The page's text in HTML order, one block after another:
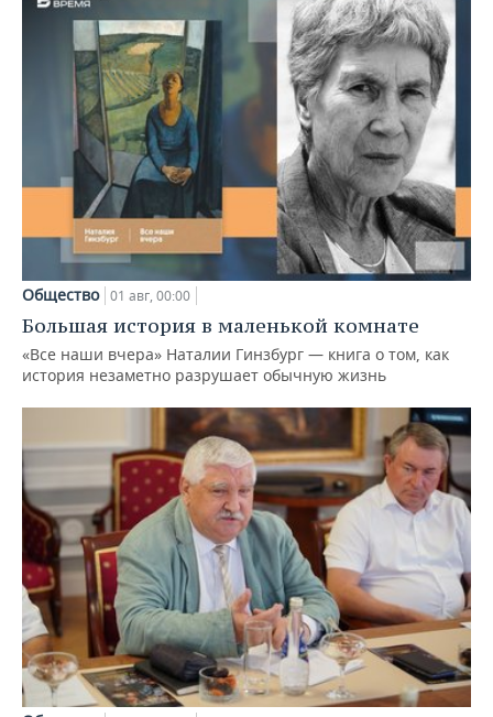
Общество 01 авг, 00:00
Большая история в маленькой комнате
«Все наши вчера» Наталии Гинзбург — книга о том, как
история незаметно разрушает обычную жизнь